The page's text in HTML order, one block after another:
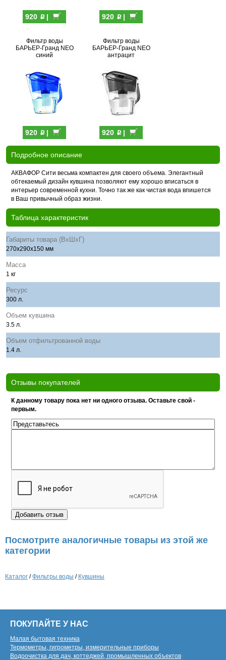
920 p| 920 p|
Фильтр воды
БАРЬЕР-Гранд NEO
синий
920 p|
Фильтр воды
БАРЬЕР-Гранд NEO
антрацит
920 p|
Подробное описание
АКВАФОР Сити весьма компактен для своего объема. Элегантный
обтекаемый дизайн кувшина позволяют ему хорошо вписаться в
интерьер современной кухни. Точно так же как чистая вода впишется
в Ваш привычный образ жизни.
Таблица характеристик
Габариты товара (ВхШхГ)
270х290х150 мм
Масса
1 кг
Ресурс
300 л.
Объем кувшина
3.5 л.
Объем отфильтрованной воды
1.4 л.
Отзывы покупателей
К данному товару пока нет ни одного отзыва. Оставьте свой -
первым.
Посмотрите аналогичные товары из этой же
категории
Каталог /Фильтры воды / Кувшины
ПОКУПАЙТЕ У НАС
Малая бытовая техника
Термометры, гигрометры, измерительные приборы
Водоочистка для дач, коттеджей, промышленных объектов